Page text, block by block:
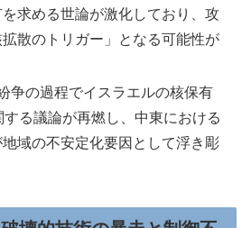
求める世論が激化しており、攻
散のトリガー」となる可能性が
争の過程でイスラエルの核保有
する議論が再燃し、中東における
地域の不安定化要因として浮き彫